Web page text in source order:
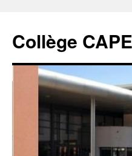
Collège